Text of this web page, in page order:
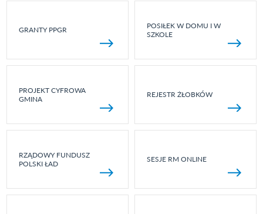
GRANTY PPGR
POSIŁEK W DOMU I W
SZKOLE
PROJEKT CYFROWA
GMINA
REJESTR ŻŁOBKÓW
RZĄDOWY FUNDUSZ
POLSKI ŁAD
SESJE RM ONLINE